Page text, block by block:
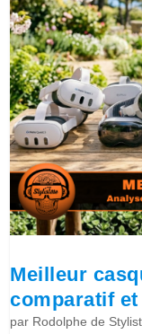
Meilleur
comparatif
par Rodolphe de